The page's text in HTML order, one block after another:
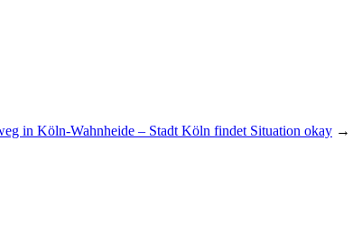
in Köln-Wahnheide – Stadt Köln findet Situation okay →